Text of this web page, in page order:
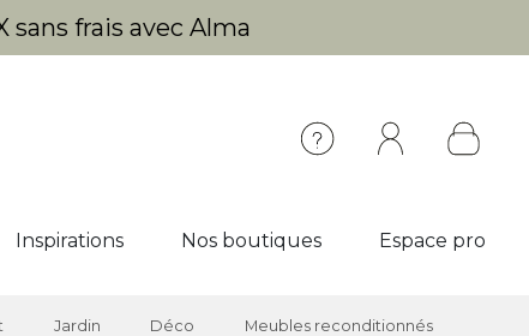
sans frais avec Alma
Inspirations Nos boutiques Espace pro
Jardin Déco Meubles reconditionnés